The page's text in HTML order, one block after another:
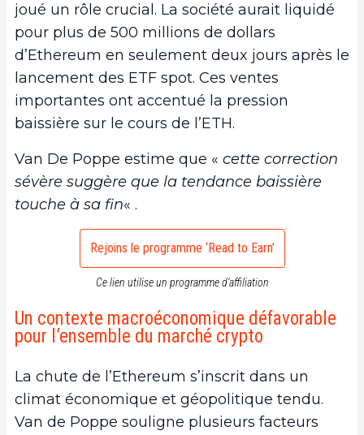
joué un rôle crucial. La société aurait liquidé
pour plus de 500 millions de dollars
d’Ethereum en seulement deux jours après le
lancement des ETF spot. Ces ventes
importantes ont accentué la pression
baissière sur le cours de l’ETH.
Van De Poppe estime que « cette correction
sévère suggère que la tendance baissière
touche à sa fin« .
Rejoins le programme ‘Read to Earn’
Ce lien utilise un programme d’affiliation
Un contexte macroéconomique défavorable
pour l’ensemble du marché crypto
La chute de l’Ethereum s’inscrit dans un
climat économique et géopolitique tendu.
Van de Poppe souligne plusieurs facteurs